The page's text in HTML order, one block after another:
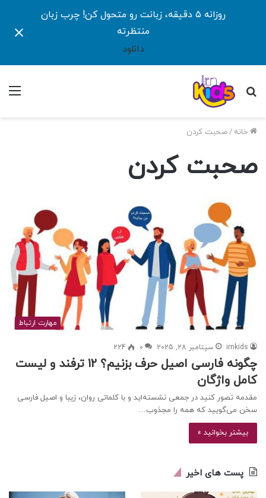
روزانه ۵ دقیقه، زبانت رو متحول کن! چرب زبان
منتظرته
دانلود
جستجو
خانه /صحبت کردن
صحبت کردن
مهارت ارتباط
irnkids سپتامبر 28, 2025 0
224
چگونه فارسی اصیل حرف بزنیم؟ 12 ترفند و لیست
کامل واژگان
مقدمه تصور کنید در جمعی نشسته‌اید و با کلماتی روان، زیبا و اصیل فارسی
سخن می‌گویید که همه را مجذوب…
بیشتر بخوانید »
پست های اخیر